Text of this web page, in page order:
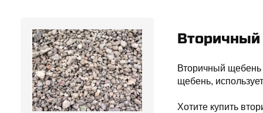
Вторичный щебень
щебень,
Хотите купить